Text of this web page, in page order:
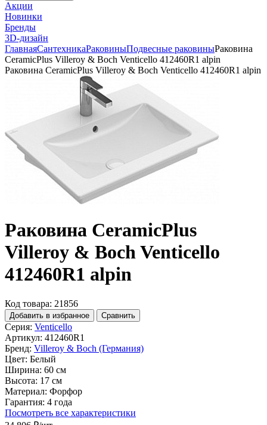
Акции
Новинки
Бренды
3D-дизайн
ГлавнаяСантехникаРаковиныПодвесные раковиныРаковина
CeramicPlus Villeroy & Boch Venticello 412460R1 alpin
Раковина CeramicPlus Villeroy & Boch Venticello 412460R1 alpin
Раковина CeramicPlus
Villeroy & Boch Venticello
412460R1 alpin
Код товара: 21856
Добавить в избранное Сравнить
Серия: Venticello
Артикул: 412460R1
Бренд: Villeroy & Boch (Германия)
Цвет: Белый
Ширина: 60 см
Высота: 17 см
Материал: Форфор
Гарантия: 4 года
Посмотреть все характеристики